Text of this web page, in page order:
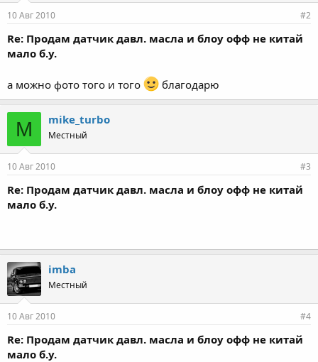
10 Авг 2010 #2
Re: Продам датчик давл. масла и блоу офф не китай
мало б.у.
а можно фото того и того благодарю
M mike_turbo
Местный
10 Авг 2010 #3
Re: Продам датчик давл. масла и блоу офф не китай
мало б.у.
imba
Местный
10 Авг 2010 #4
Re: Продам датчик давл. масла и блоу офф не китай
мало б.у.